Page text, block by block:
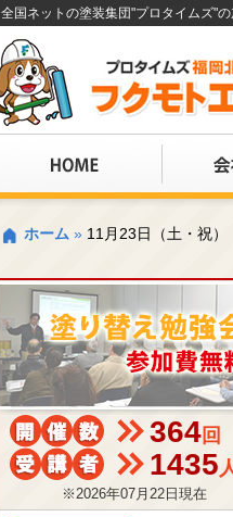
全国ネットの塗装集団"プロタイムズ"
ホーム » 11月23日（土・祝
364回
1435
※2026年07月22日現在